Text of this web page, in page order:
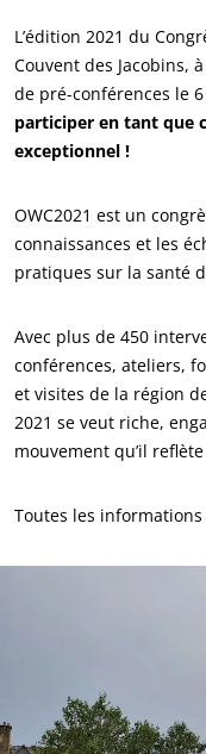
Qui sommes nous
Actualités
Carrières
NOS ENGAGEMENTS RSE
Agir via nos
Progresser avec nos
L’édition 2021 du
Couvent des Jacobins,
de pré-conférences le
participer en tant que
exceptionnel !
OWC2021 est un
connaissances et les
pratiques sur la santé
Avec plus de 450
conférences, ateliers,
et visites de la région
2021 se veut riche,
mouvement qu’il reflète
Toutes les